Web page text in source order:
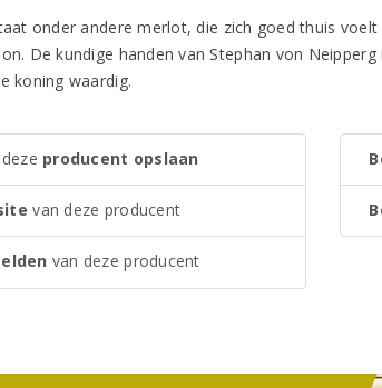
onder andere merlot, die zich goed thuis
De kundige handen van Stephan von
koning waardig.
producent opslaan
van deze producent
van deze producent